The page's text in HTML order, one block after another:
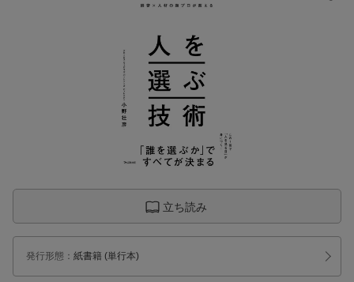
立ち読み
発行形態 ： 紙書籍 (単行本)